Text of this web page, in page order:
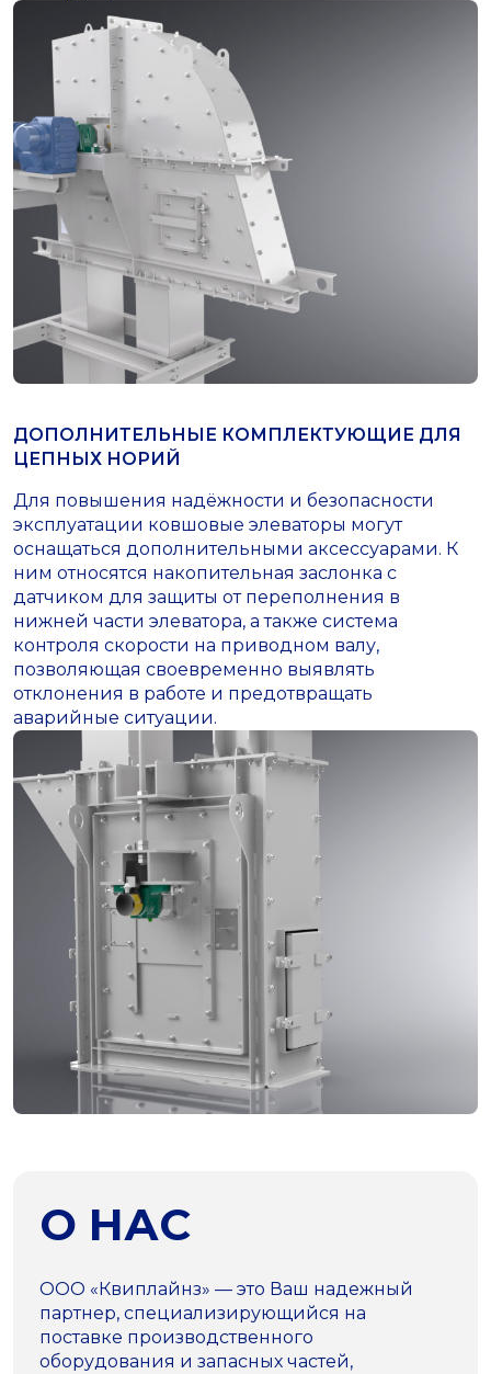
ДОПОЛНИТЕЛЬНЫЕ КОМПЛЕКТУЮЩИЕ ДЛЯ
ЦЕПНЫХ НОРИЙ
Для повышения надёжности и безопасности
эксплуатации ковшовые элеваторы могут
оснащаться дополнительными аксессуарами. К
ним относятся накопительная заслонка с
датчиком для защиты от переполнения в
нижней части элеватора, а также система
контроля скорости на приводном валу,
позволяющая своевременно выявлять
отклонения в работе и предотвращать
аварийные ситуации.
О НАС
ООО «Квиплайнз» — это Ваш надежный
партнер, специализирующийся на
поставке производственного
оборудования и запасных частей,